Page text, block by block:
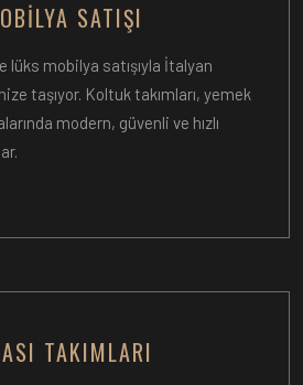
SATIŞI
mobilya satışıyla İtalyan
taşıyor. Koltuk takımları, yemek
modern, güvenli ve hızlı
TAKIMLARI